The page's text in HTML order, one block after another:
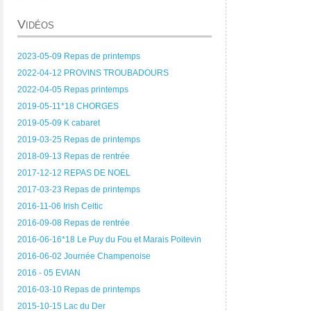
Vidéos
2023-05-09 Repas de printemps
2022-04-12 PROVINS TROUBADOURS
2022-04-05 Repas printemps
2019-05-11*18 CHORGES
2019-05-09 K cabaret
2019-03-25 Repas de printemps
2018-09-13 Repas de rentrée
2017-12-12 REPAS DE NOEL
2017-03-23 Repas de printemps
2016-11-06 Irish Celtic
2016-09-08 Repas de rentrée
2016-06-16*18 Le Puy du Fou et Marais Poitevin
2016-06-02 Journée Champenoise
2016 - 05 EVIAN
2016-03-10 Repas de printemps
2015-10-15 Lac du Der